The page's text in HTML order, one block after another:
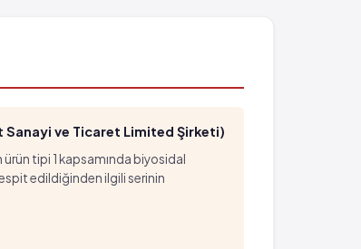
Sanayi ve Ticaret Limited Şirketi)
tipi 1 kapsamında biyosidal
edildiğinden ilgili serinin